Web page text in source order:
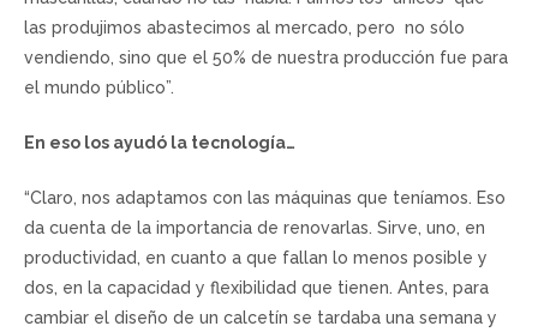
las produjimos abastecimos al mercado, pero no sólo
vendiendo, sino que el 50% de nuestra producción fue para
el mundo público”.
En eso los ayudó la tecnología…
“Claro, nos adaptamos con las máquinas que teníamos. Eso
da cuenta de la importancia de renovarlas. Sirve, uno, en
productividad, en cuanto a que fallan lo menos posible y
dos, en la capacidad y flexibilidad que tienen. Antes, para
cambiar el diseño de un calcetín se tardaba una semana y